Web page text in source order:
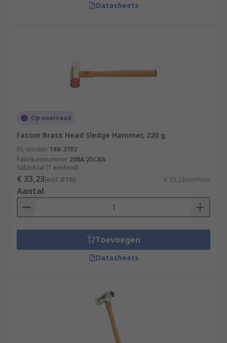
Datasheets
Op voorraad
Facom Brass Head Sledge Hammer, 220 g
RS-stocknr. 188-3702
Fabrikantnummer 208A.25CBA
Subtotaal (1 eenheid)
€ 33,23(excl. BTW) € 33,23/eenheid
Aantal
Toevoegen
Datasheets